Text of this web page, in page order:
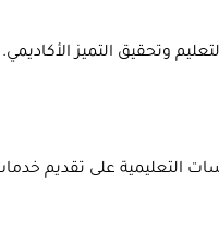
التعليمية على